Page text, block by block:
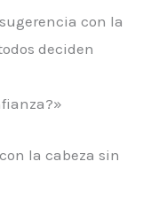
con la
deciden
la cabeza sin